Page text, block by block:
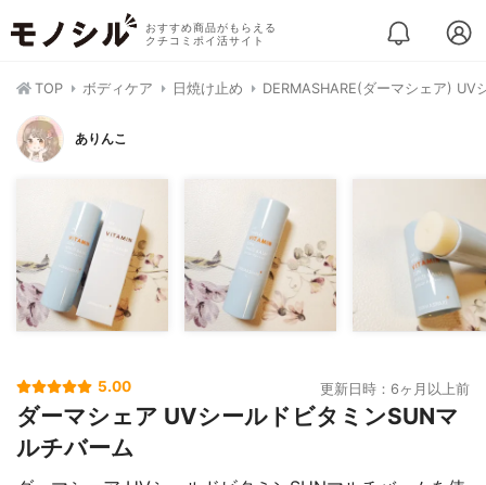
おすすめ商品がもらえる
クチコミポイ活サイト
TOP ボディケア 日焼け止め DERMASHARE(ダーマシェア) UV
ありんこ
5.00 更新日時：6ヶ月以上前
ダーマシェア UVシールドビタミンSUNマ
ルチバーム